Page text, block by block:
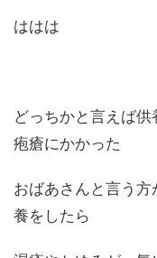
ははは
どっちかと言えば供
疱瘡にかかった
おばあさんと言う
養をしたら